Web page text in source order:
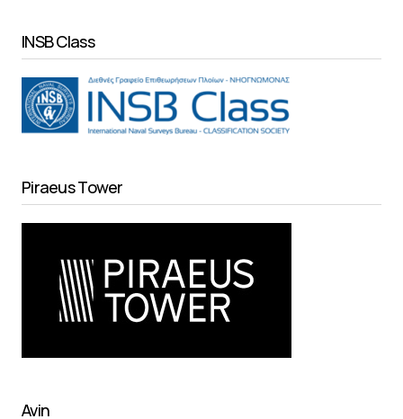
INSB Class
Piraeus Tower
Avin